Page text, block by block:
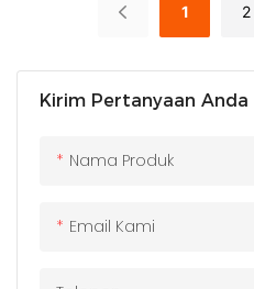
Kirim Pertanyaan Anda
Nama Produk
Email Kami
house container and
1 2